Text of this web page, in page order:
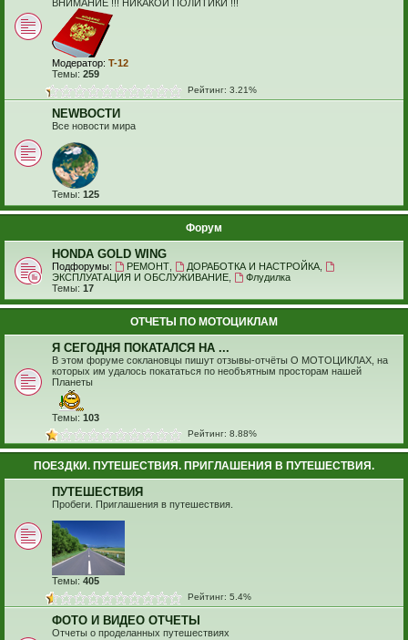
ВНИМАНИЕ !!! НИКАКОЙ ПОЛИТИКИ !!!
Модератор: T-12
Темы: 259
Рейтинг: 3.21%
NEWВОСТИ
Все новости мира
Темы: 125
Форум
HONDA GOLD WING
Подфорумы: РЕМОНТ, ДОРАБОТКА И НАСТРОЙКА,
ЭКСПЛУАТАЦИЯ И ОБСЛУЖИВАНИЕ
Флудилка
Темы: 17
ОТЧЕТЫ ПО МОТОЦИКЛАМ
Я СЕГОДНЯ ПОКАТАЛСЯ НА ...
В этом форуме соклановцы пишут отзывы-отчёты О МОТОЦИКЛАХ, на
которых им удалось покататься по необъятным просторам нашей
Планеты
Темы: 103
Рейтинг: 8.88%
ПОЕЗДКИ. ПУТЕШЕСТВИЯ. ПРИГЛАШЕНИЯ В ПУТЕШЕСТВИЯ.
ПУТЕШЕСТВИЯ
Пробеги. Приглашения в путешествия.
Темы: 405
Рейтинг: 5.4%
ФОТО И ВИДЕО ОТЧЕТЫ
Отчеты о проделанных путешествиях